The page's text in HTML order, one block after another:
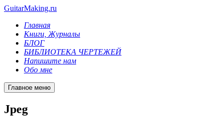
GuitarMaking.ru
Главная
Книги, Журналы
БЛОГ
БИБЛИОТЕКА ЧЕРТЕЖЕЙ
Напишите нам
Обо мне
Главное меню
Jpeg